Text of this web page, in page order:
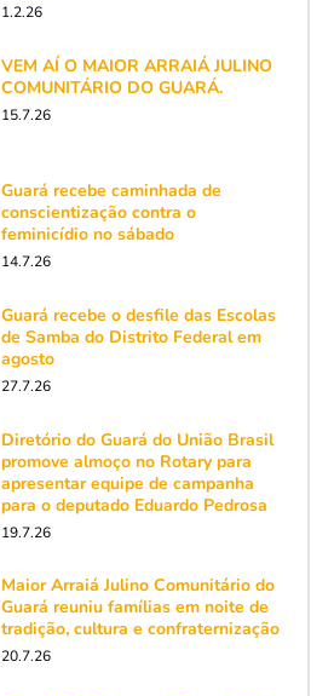
1.2.26
VEM AÍ O MAIOR ARRAIÁ JULINO
COMUNITÁRIO DO GUARÁ.
15.7.26
Guará recebe caminhada de
conscientização contra o
feminicídio no sábado
14.7.26
Guará recebe o desfile das Escolas
de Samba do Distrito Federal em
agosto
27.7.26
Diretório do Guará do União Brasil
promove almoço no Rotary para
apresentar equipe de campanha
para o deputado Eduardo Pedrosa
19.7.26
Maior Arraiá Julino Comunitário do
Guará reuniu famílias em noite de
tradição, cultura e confraternização
20.7.26